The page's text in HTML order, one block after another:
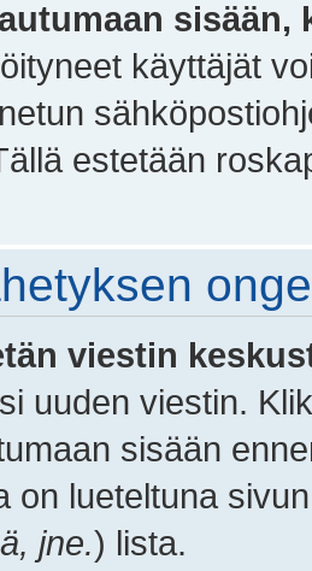
sisään,
käyttäjät
estetään
viestin
uuden viestin.
sisään
on lueteltuna
jne.) lista.